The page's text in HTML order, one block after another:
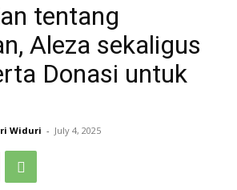
tentang
Aleza sekaligus
Donasi untuk
Widuri - July 4, 2025